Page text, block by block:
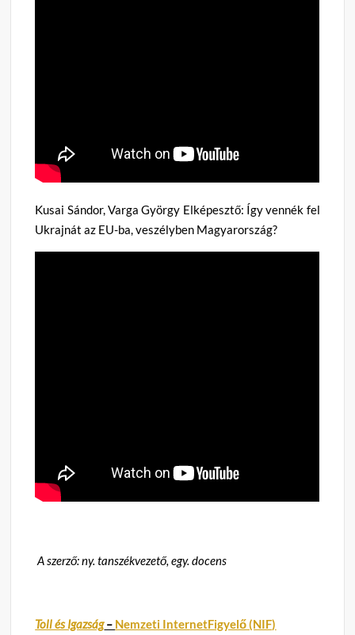
Kusai Sándor, Varga György Elképesztő: Így vennék fel
Ukrajnát az EU-ba, veszélyben Magyarország?
A szerző: ny. tanszékvezető, egy. docens
Toll és Igazság– Nemzeti InternetFigyelő (NIF)